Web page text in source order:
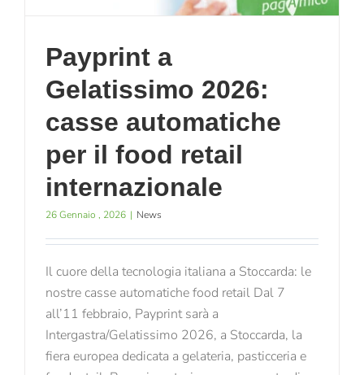
Payprint a
Gelatissimo 2026:
casse automatiche
per il food retail
internazionale
26 Gennaio , 2026 | News
Il cuore della tecnologia italiana a Stoccarda: le
nostre casse automatiche food retail Dal 7
all’11 febbraio, Payprint sarà a
Intergastra/Gelatissimo 2026, a Stoccarda, la
fiera europea dedicata a gelateria, pasticceria e